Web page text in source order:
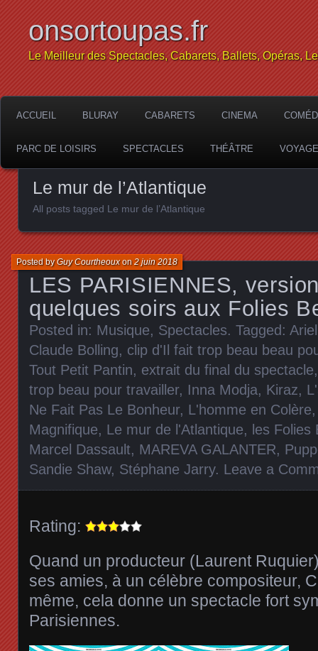
onsortoupas.fr
Le Meilleur des Spectacles, Cabarets, Ballets, Opéras,
ACCUEIL BLURAY CABARETS CINEMA
PARC DE LOISIRS SPECTACLES THÉÂTRE
Le mur de l’Atlantique
All posts tagged Le mur de l’Atlantique
LES PARISIENNES,
quelques soirs aux Folies
Posted byGuy Courtheouxon2 juin 2018
Posted in: Musique, Spectacles. Tagged:
Claude Bolling, clip d'Il fait trop beau beau
Tout Petit Pantin, extrait du final du spectacle
trop beau pour travailler, Inna Modja, Kiraz,
Ne Fait Pas Le Bonheur, L'homme en Colère
Magnifique, Le mur de l'Atlantique, les Folies
Marcel Dassault, MAREVA GALANTER,
Sandie Shaw, Stéphane Jarry. Leave a
Rating:
Quand un producteur (Laurent
ses amies, à un célèbre compositeur,
même, cela donne un spectacle fort
Parisiennes.